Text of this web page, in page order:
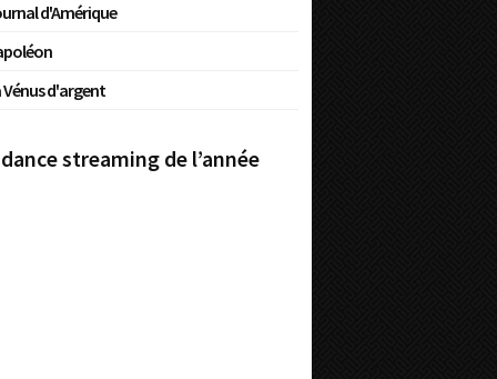
d'Amérique
Vénus d'argent
streaming de l’année